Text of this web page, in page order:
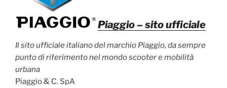
Piaggio– sito ufficiale
Il sito ufficiale italiano del marchio Piaggio, da sempre
punto di riferimento nel mondo scooter e mobilità
urbana
Piaggio & C. SpA